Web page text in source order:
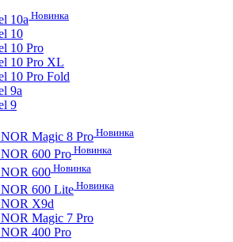
10a Новинка
10
10 Pro
10 Pro XL
10 Pro Fold
9a
9
Magic 8 Pro Новинка
600 Pro Новинка
600Новинка
600 Lite Новинка
X9d
Magic 7 Pro
400 Pro